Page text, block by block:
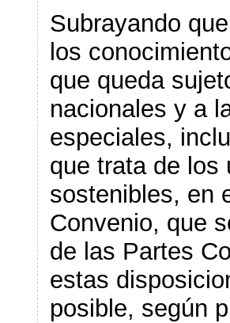
Subrayando
los
que queda
nacionales y a
especiales,
que trata de los
sostenibles, en
Convenio, que
de las Partes
estas
posible, según